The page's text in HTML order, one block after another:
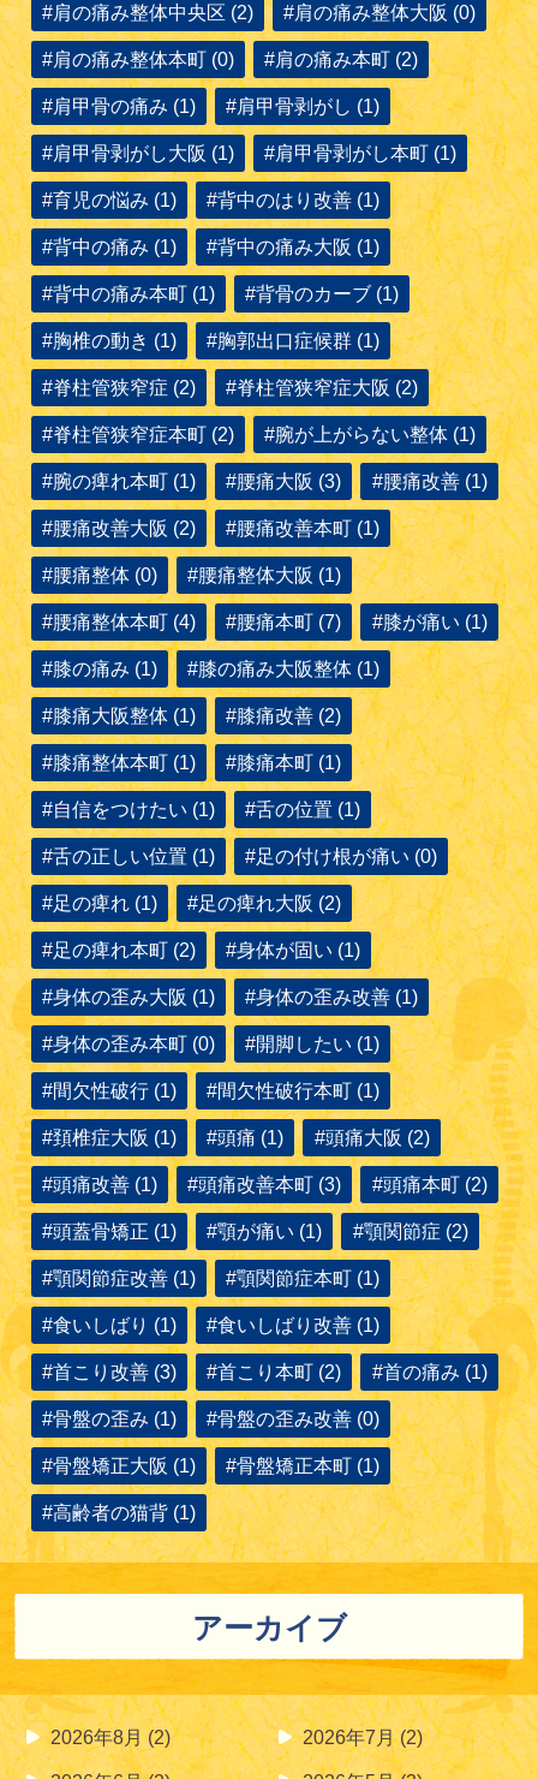
#肩の痛み整体中央区 (2) #肩の痛み整体大阪 (0)
#肩の痛み整体本町 (0) #肩の痛み本町 (2)
#肩甲骨の痛み (1) #肩甲骨剥がし (1)
#肩甲骨剥がし大阪 (1) #肩甲骨剥がし本町 (1)
#育児の悩み (1) #背中のはり改善 (1)
#背中の痛み (1) #背中の痛み大阪 (1)
#背中の痛み本町 (1) #背骨のカーブ (1)
#胸椎の動き (1) #胸郭出口症候群 (1)
#脊柱管狭窄症 (2) #脊柱管狭窄症大阪 (2)
#脊柱管狭窄症本町 (2) #腕が上がらない整体 (1)
#腕の痺れ本町 (1) #腰痛大阪 (3) #腰痛改善 (1)
#腰痛改善大阪 (2) #腰痛改善本町 (1)
#腰痛整体 (0) #腰痛整体大阪 (1)
#腰痛整体本町 (4) #腰痛本町 (7) #膝が痛い (1)
#膝の痛み (1) #膝の痛み大阪整体 (1)
#膝痛大阪整体 (1) #膝痛改善 (2)
#膝痛整体本町 (1) #膝痛本町 (1)
#自信をつけたい (1) #舌の位置 (1)
#舌の正しい位置 (1) #足の付け根が痛い (0)
#足の痺れ (1) #足の痺れ大阪 (2)
#足の痺れ本町 (2) #身体が固い (1)
#身体の歪み大阪 (1) #身体の歪み改善 (1)
#身体の歪み本町 (0) #開脚したい (1)
#間欠性破行 (1) #間欠性破行本町 (1)
#頚椎症大阪 (1) #頭痛 (1) #頭痛大阪 (2)
#頭痛改善 (1) #頭痛改善本町 (3) #頭痛本町 (2)
#頭蓋骨矯正 (1) #顎が痛い (1) #顎関節症 (2)
#顎関節症改善 (1) #顎関節症本町 (1)
#食いしばり (1) #食いしばり改善 (1)
#首こり改善 (3) #首こり本町 (2) #首の痛み (1)
#骨盤の歪み (1) #骨盤の歪み改善 (0)
#骨盤矯正大阪 (1) #骨盤矯正本町 (1)
#高齢者の猫背 (1)
アーカイブ
2026年8月(2) 2026年7月(2)